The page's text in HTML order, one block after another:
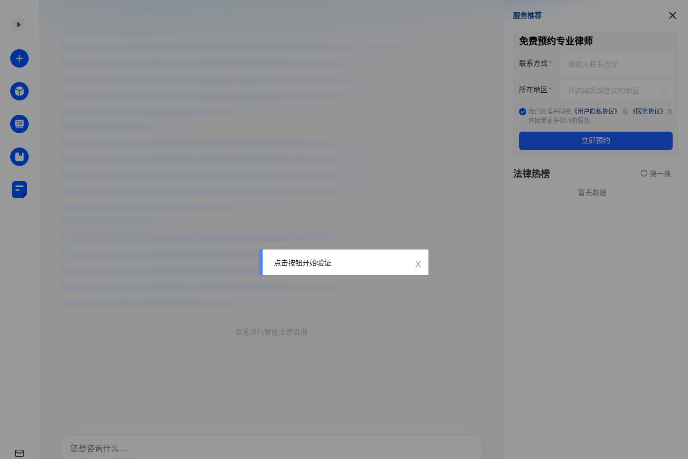
欢迎进行智能法律咨询
服务推荐
服务推荐
免费预约专业律师
联系方式
所在地区
我已阅读并同意 《用户隐私协议》 及 《服务协议》 允
许接受更多律师的服务
立即预约
法律热榜 换一换
暂无数据
点击按钮开始验证 x